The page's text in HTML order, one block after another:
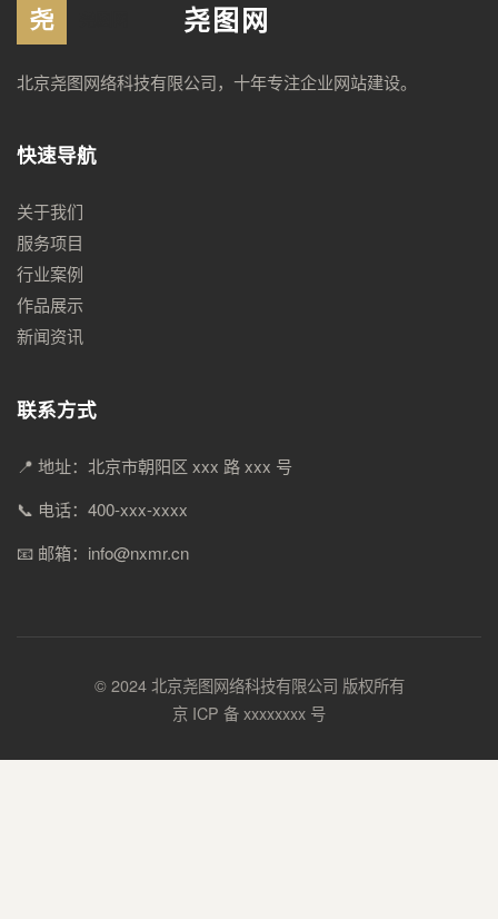
尧图网
北京尧图网络科技有限公司，十年专注企业网站建设。
快速导航
关于我们
服务项目
行业案例
作品展示
新闻资讯
联系方式
📍 地址：北京市朝阳区 xxx 路 xxx 号
📞 电话：400-xxx-xxxx
📧 邮箱：info@nxmr.cn
© 2024 北京尧图网络科技有限公司 版权所有
京 ICP 备 xxxxxxxx 号